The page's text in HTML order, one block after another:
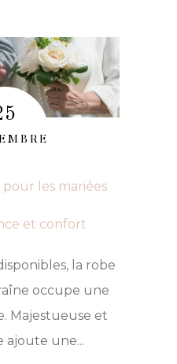
UN
MARIAGE
EN
AUTOMNE
pour les mariées
et confort
la robe
occupe une
Majestueuse et
ajoute une...